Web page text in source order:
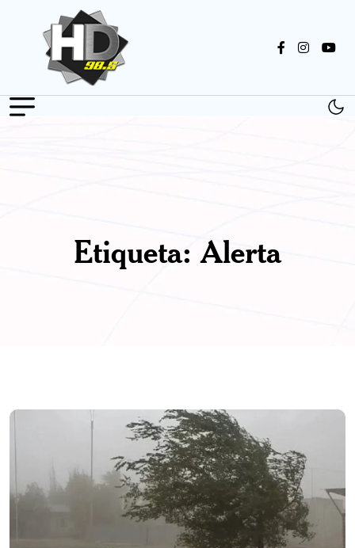
Etiqueta:Alerta